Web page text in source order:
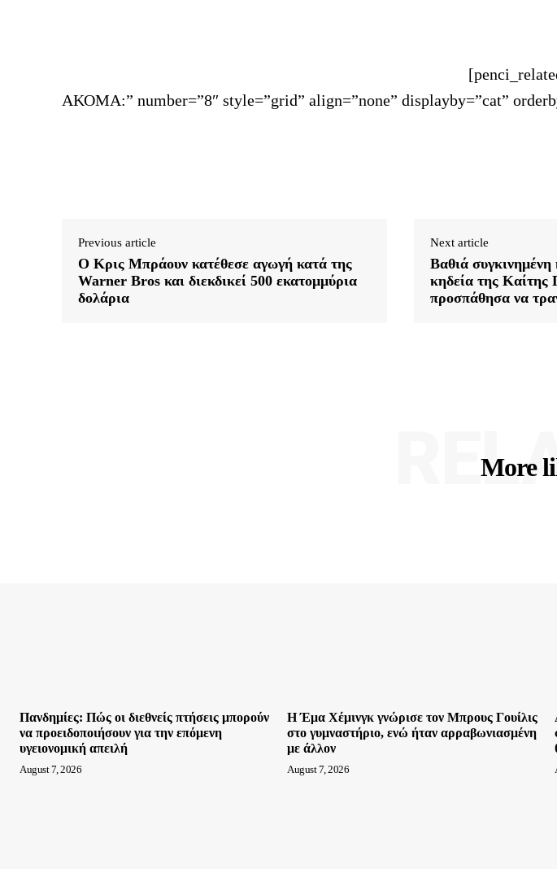
ΑΚΟΜΑ:” number=”8″ style=”grid” align=”none” displayby=”cat”
Previous article
Ο Κρις Μπράουν κατέθεσε αγωγή κατά της
Warner Bros και διεκδικεί 500 εκατομμύρια
δολάρια
Next article
Βαθιά
κηδεία της Καίτης
προσπάθησα να
More
Πανδημίες: Πώς οι διεθνείς πτήσεις μπορούν
να προειδοποιήσουν για την επόμενη
υγειονομική απειλή
August 7, 2026
Η Έμα Χέμινγκ γνώρισε τον Μπρους Γουίλις
στο γυμναστήριο, ενώ ήταν αρραβωνιασμένη
με άλλον
August 7, 2026